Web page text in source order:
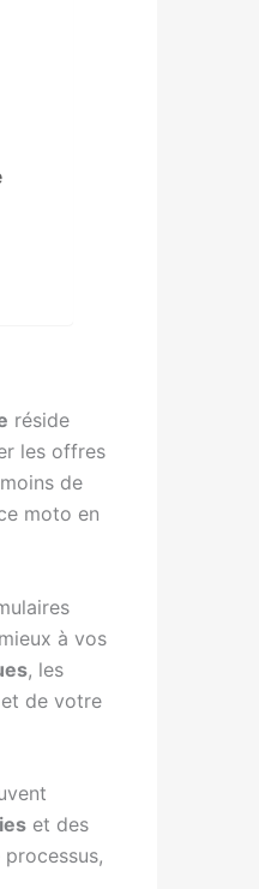
réside
les offres
de
moto en
à vos
, les
de votre
et des